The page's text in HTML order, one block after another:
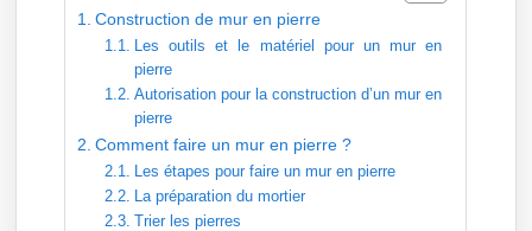
Construction de mur en pierre
Les outils et le matériel pour un mur en
pierre
Autorisation pour la construction d’un mur en
pierre
Comment faire un mur en pierre ?
Les étapes pour faire un mur en pierre
La préparation du mortier
Trier les pierres